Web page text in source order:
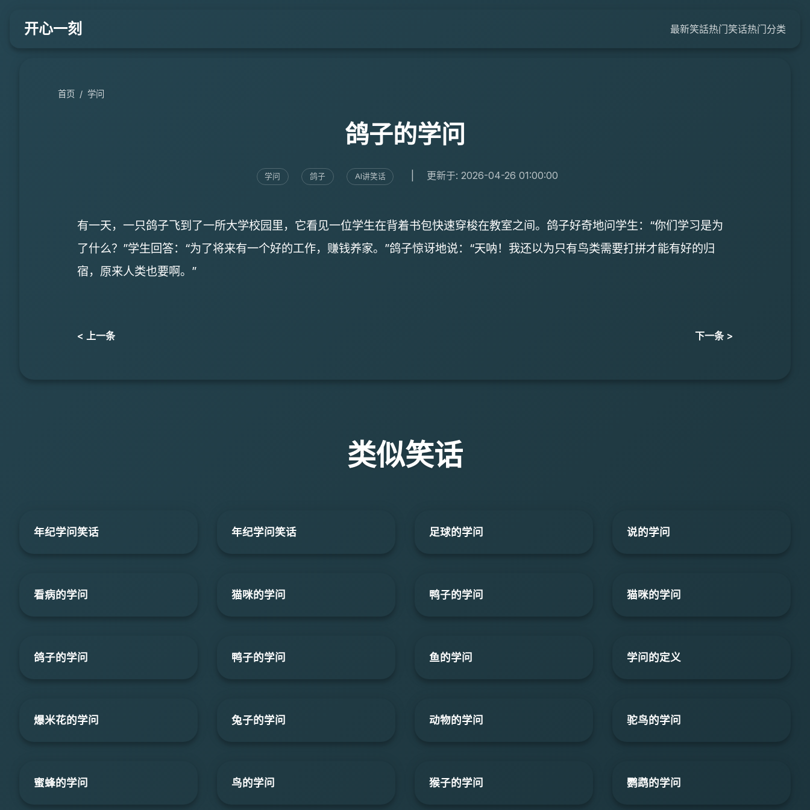
开心一刻 最新笑話热门笑话热门分类
首页 / 学问
鸽子的学问
学问 鸽子 AI讲笑话 更新于: 2026-04-26 01:00:00
有一天，一只鸽子飞到了一所大学校园里，它看见一位学生在背着书包快速穿梭在教室之间。鸽子好奇地问学生：“你们学习是为
了什么？”学生回答：“为了将来有一个好的工作，赚钱养家。”鸽子惊讶地说：“天呐！我还以为只有鸟类需要打拼才能有好的归
宿，原来人类也要啊。”
< 上一条 下一条 >
类似笑话
年纪学问笑话 年纪学问笑话 足球的学问 说的学问
看病的学问 猫咪的学问 鸭子的学问 猫咪的学问
鸽子的学问 鸭子的学问 鱼的学问 学问的定义
爆米花的学问 兔子的学问 动物的学问 驼鸟的学问
蜜蜂的学问 鸟的学问 猴子的学问 鹦鹉的学问